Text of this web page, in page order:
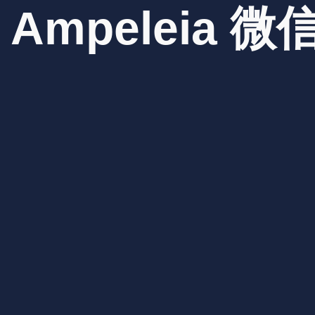
Ampeleia 微